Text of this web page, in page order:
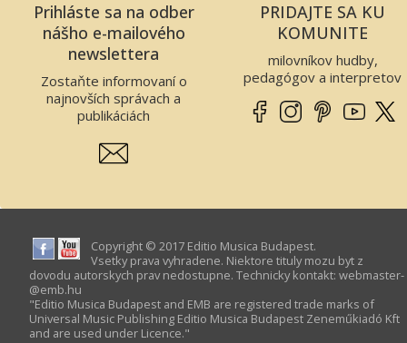
Prihláste sa na odber
nášho e-mailového
newslettera
Zostaňte informovaní o
najnovších správach a
publikáciách
PRIDAJTE SA KU
KOMUNITE
milovníkov hudby,
pedagógov a interpretov
Copyright © 2017 Editio Musica Budapest.
Vsetky prava vyhradene. Niektore tituly mozu byt z
dovodu autorskych prav nedostupne. Technicky kontakt: webmaster­
@­emb.hu
"Editio Musica Budapest and EMB are registered trade marks of
Universal Music Publishing Editio Musica Budapest Zeneműkiadó Kft
and are used under Licence."